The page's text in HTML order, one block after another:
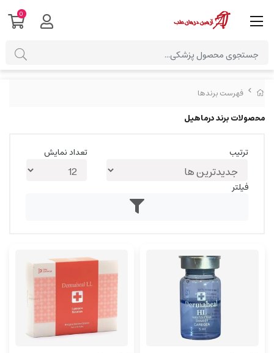
فهرست برندها
محصولات برند درماهیل
ترتیب تعداد نمایش
فیلتر
0